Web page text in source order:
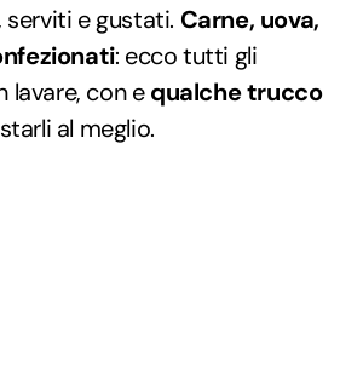
e gustati. Carne, uova,
: ecco tutti gli
lavare, con equalche trucco
al meglio.